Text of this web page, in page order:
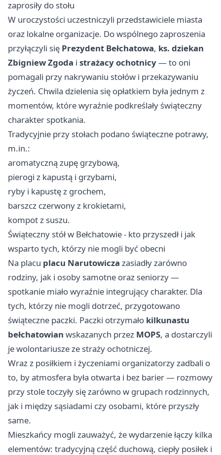
zaprosiły do stołu
W uroczystości uczestniczyli przedstawiciele miasta
oraz lokalne organizacje. Do wspólnego zaproszenia
przyłączyli się Prezydent Bełchatowa, ks. dziekan
Zbigniew Zgoda i strażacy ochotnicy— to oni
pomagali przy nakrywaniu stołów i przekazywaniu
życzeń. Chwila dzielenia się opłatkiem była jednym z
momentów, które wyraźnie podkreślały świąteczny
charakter spotkania.
Tradycyjnie przy stołach podano świąteczne potrawy,
m.in.:
aromatyczną zupę grzybową,
pierogi z kapustą i grzybami,
ryby i kapustę z grochem,
barszcz czerwony z krokietami,
kompot z suszu.
Świąteczny stół w Bełchatowie - kto przyszedł i jak
wsparto tych, którzy nie mogli być obecni
Na placu placu Narutowicza zasiadły zarówno
rodziny, jak i osoby samotne oraz seniorzy —
spotkanie miało wyraźnie integrujący charakter. Dla
tych, którzy nie mogli dotrzeć, przygotowano
świąteczne paczki. Paczki otrzymało kilkunastu
bełchatowian wskazanych przez MOPS, a dostarczyli
je wolontariusze ze straży ochotniczej.
Wraz z posiłkiem i życzeniami organizatorzy zadbali o
to, by atmosfera była otwarta i bez barier — rozmowy
przy stole toczyły się zarówno w grupach rodzinnych,
jak i między sąsiadami czy osobami, które przyszły
same.
Mieszkańcy mogli zauważyć, że wydarzenie łączy kilka
elementów: tradycyjną część duchową, ciepły posiłek i